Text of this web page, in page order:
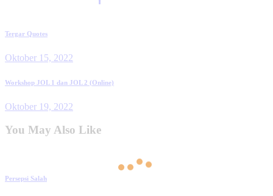
Tergar Quotes
Oktober 15, 2022
Workshop JOL 1 dan JOL 2 (Online)
Oktober 19, 2022
You May Also Like
Persepsi Salah